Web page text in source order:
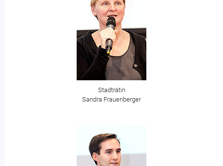
Stadträtin
Sandra Frauenberger